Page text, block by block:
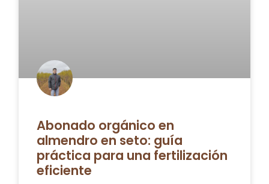
Abonado orgánico en
almendro en seto: guía
práctica para una fertilización
eficiente